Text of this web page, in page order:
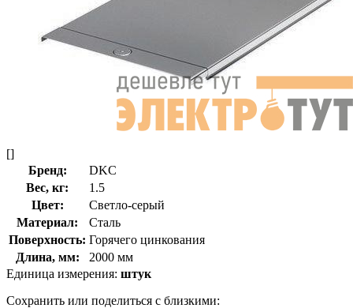
[]
Бренд:
DKC
Вес, кг:
1.5
Цвет:
Светло-серый
Материал:
Сталь
Поверхность: Горячего цинкования
Длина, мм:
2000 мм
Единица измерения: штук
Сохранить или поделиться с близкими: